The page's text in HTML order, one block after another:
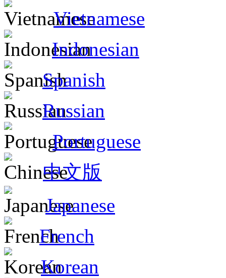
Vietnamese
Indonesian
Spanish
Russian
Portuguese
中文版
Japanese
French
Korean